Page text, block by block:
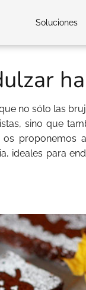
Soluciones
no sólo las
sino que
proponemos
ideales para